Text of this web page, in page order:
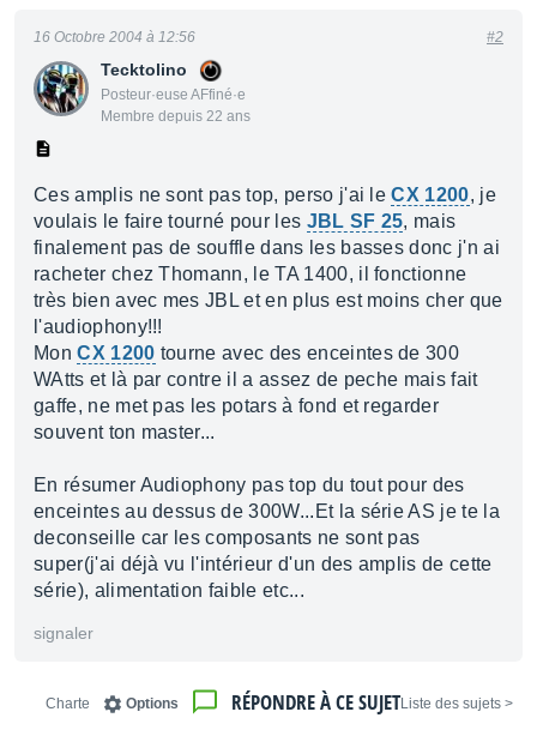
Tecktolino
Posteur·euse AFfiné·e
Membre depuis 22 ans
16 Octobre 2004 à 12:56 #2
Ces amplis ne sont pas top, perso j'ai leCX 1200, je
voulais le faire tourné pour les JBL SF 25, mais
finalement pas de souffle dans les basses donc j'n ai
racheter chez Thomann, le TA 1400, il fonctionne
très bien avec mes JBL et en plus est moins cher que
l'audiophony!!!
MonCX 1200 tourne avec des enceintes de 300
WAtts et là par contre il a assez de peche mais fait
gaffe, ne met pas les potars à fond et regarder
souvent ton master...
En résumer Audiophony pas top du tout pour des
enceintes au dessus de 300W...Et la série AS je te la
deconseille car les composants ne sont pas
super(j'ai déjà vu l'intérieur d'un des amplis de cette
série), alimentation faible etc...
signaler
< Liste des sujets
RÉPONDRE À CE SUJET
Options
Charte